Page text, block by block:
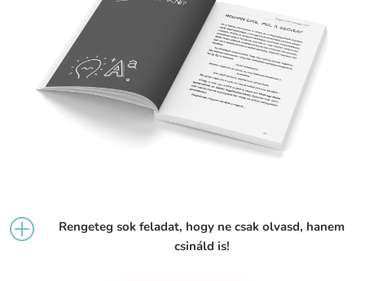
P
Rengeteg sok feladat, hogy ne csak olvasd, hanem
csináld is!